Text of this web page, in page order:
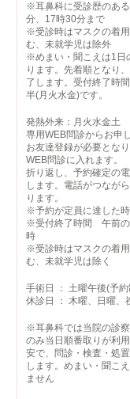
※耳鼻科に受診歴のあ
分、17時30分まで
※受診時はマスクの着
む、未就学児は除外
※めまい・聞こえは1日
ります。先着順となり
了します。受付終了時
半(月火水金)です。
発熱外来：月火水金土
専用WEB問診からお申
お友達登録が必要とな
WEB問診に入れます。
折り返し、予約確定の
します。電話がつなが
ります。
※予約が定員に達した
※受付終了時間 午前
時
※受診時はマスクの着
む、未就学児は除く
手術日 ： 土曜午後(予
休診日 ： 木曜、日曜、
※耳鼻科では当院の診
のみ当日順番取りが利
安で、問診・検査・処
します。めまい・聞こ
ません